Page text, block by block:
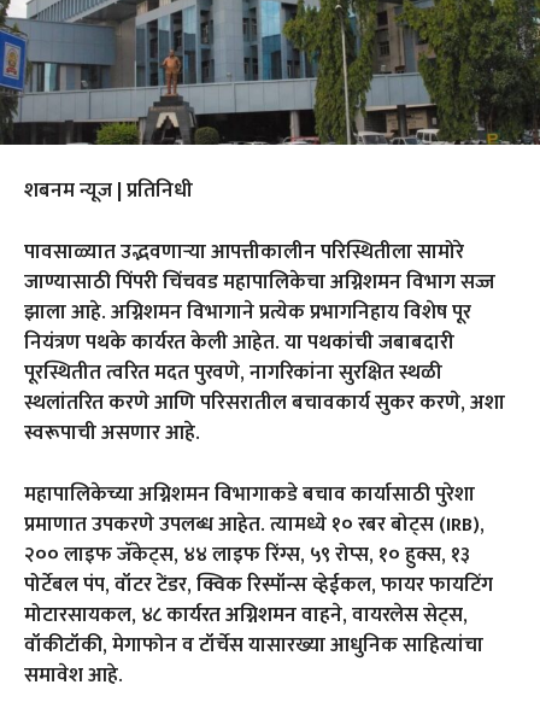
शबनम न्यूज | प्रतिनिधी
पावसाळ्यात उद्भवणाऱ्या आपत्तीकालीन परिस्थितीला सामोरे
जाण्यासाठी पिंपरी चिंचवड महापालिकेचा अग्निशमन विभाग सज्ज
झाला आहे. अग्निशमन विभागाने प्रत्येक प्रभागनिहाय विशेष पूर
नियंत्रण पथके कार्यरत केली आहेत. या पथकांची जबाबदारी
पूरस्थितीत त्वरित मदत पुरवणे, नागरिकांना सुरक्षित स्थळी
स्थलांतरित करणे आणि परिसरातील बचावकार्य सुकर करणे, अशा
स्वरूपाची असणार आहे.
महापालिकेच्या अग्निशमन विभागाकडे बचाव कार्यासाठी पुरेशा
प्रमाणात उपकरणे उपलब्ध आहेत. त्यामध्ये १० रबर बोट्स (IRB),
२०० लाइफ जॅकेट्स, ४४ लाइफ रिंग्स, ५९ रोप्स, १० हुक्स, १३
पोर्टेबल पंप, वॉटर टेंडर, क्विक रिस्पॉन्स व्हेईकल, फायर फायटिंग
मोटारसायकल, ४८ कार्यरत अग्निशमन वाहने, वायरलेस सेट्स,
वॉकीटॉकी, मेगाफोन व टॉर्चेस यासारख्या आधुनिक साहित्यांचा
समावेश आहे.